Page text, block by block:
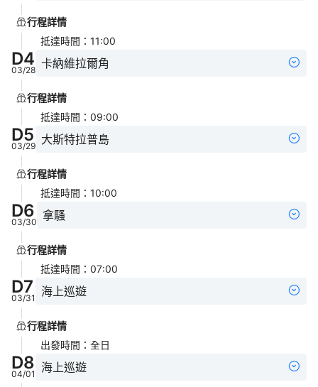
行程詳情
抵達時間 ： 11:00
D4
03/28 卡納維拉爾角
行程詳情
抵達時間 ： 09:00
D5
03/29 大斯特拉普島
行程詳情
抵達時間 ： 10:00
D6
03/30 拿騷
行程詳情
抵達時間 ： 07:00
D7
03/31 海上巡遊
行程詳情
出發時間 ： 全日
D8
04/01 海上巡遊